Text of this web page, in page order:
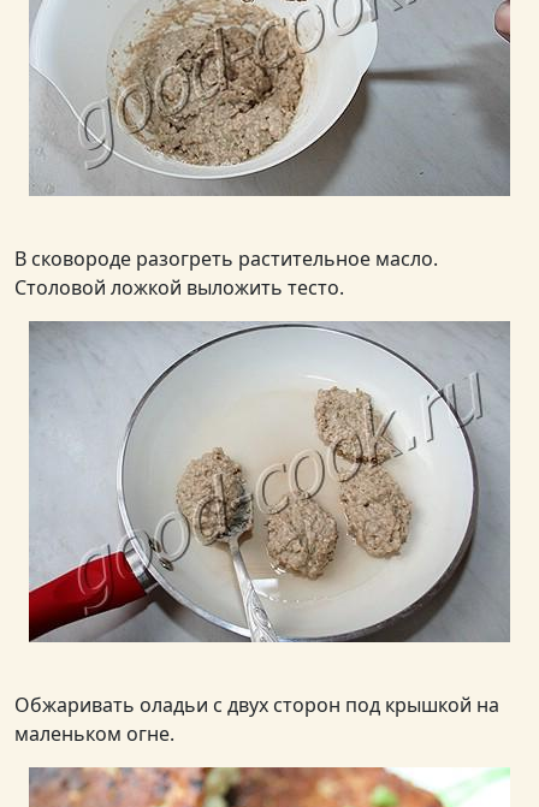
В сковороде разогреть растительное масло.
Столовой ложкой выложить тесто.
Обжаривать оладьи с двух сторон под крышкой на
маленьком огне.